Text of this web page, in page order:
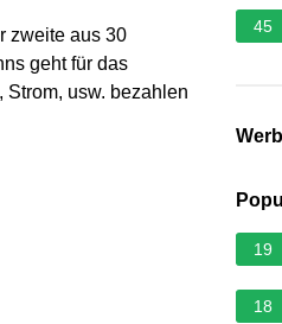
zweite aus 30
geht für das
usw. bezahlen
45
19
18